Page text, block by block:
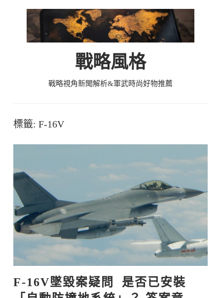
戰略風格
戰略視角新聞解析&軍武時尚好物推薦
標籤: F-16V
F-16V墜毀案疑問  是否已安裝